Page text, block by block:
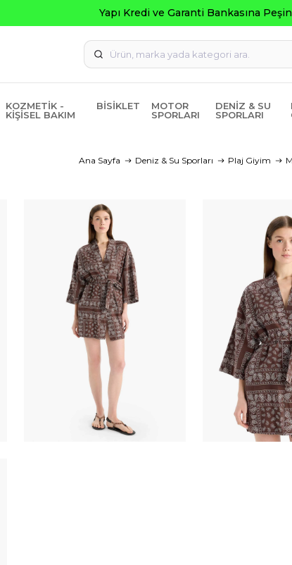
Yapı Kredi ve Garanti Bankasına Peşin
KOZMETIK -
KIŞISEL BAKIM
BISIKLET
MOTOR
SPORLARI
DENIZ & SU
SPORLARI
Ana Sayfa Deniz & Su Sporları Plaj Giyim